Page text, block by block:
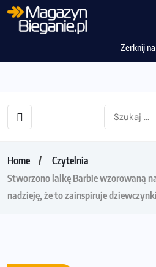
Zerknij
Home
Czytelnia
Stworzono lalkę Barbie wzorowaną
nadzieję, że to zainspiruje